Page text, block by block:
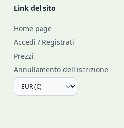
Link del sito
Home page
Accedi / Registrati
Prezzi
Annullamento dell'iscrizione